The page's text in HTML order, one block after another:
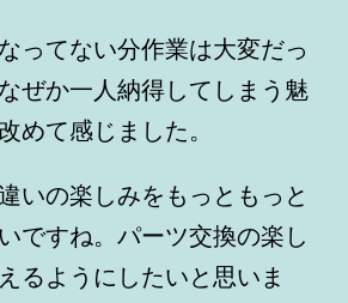
ってない分作業は大変だっ
ぜか一人納得してしまう魅
めて感じました。
いの楽しみをもっともっと
ですね。パーツ交換の楽し
るようにしたいと思いま